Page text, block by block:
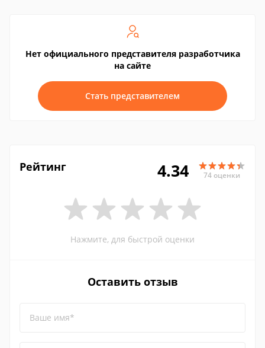
Нет официального представителя разработчика
на сайте
Стать представителем
Рейтинг 4.34 74 оценки
Нажмите, для быстрой оценки
Оставить отзыв
Ваше имя*